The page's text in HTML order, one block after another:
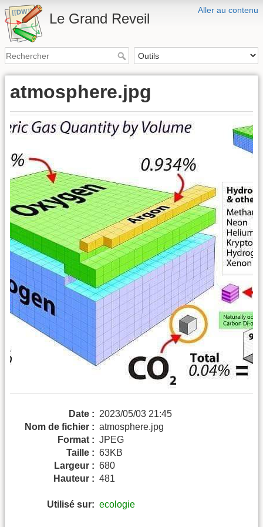
Aller au contenu
Le Grand Reveil
atmosphere.jpg
Date : 2023/05/03 21:45
Nom de fichier : atmosphere.jpg
Format : JPEG
Taille : 63KB
Largeur : 680
Hauteur : 481
Utilisé sur: ecologie